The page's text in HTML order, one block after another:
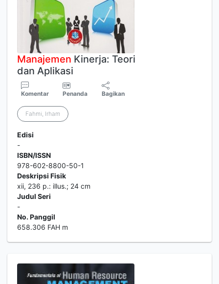
Manajemen Kinerja: Teori
dan Aplikasi
Komentar Penanda Bagikan
Fahmi, Irham
Edisi
-
ISBN/ISSN
978-602-8800-50-1
Deskripsi Fisik
xii, 236 p.: illus.; 24 cm
Judul Seri
-
No. Panggil
658.306 FAH m